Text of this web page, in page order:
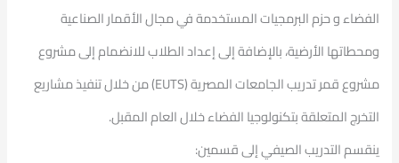
الفضاء و حزم البرمجيات المستخدمة في مجال الأقمار الصناعية
ومحطاتها الأرضية، بالإضافة إلى إعداد الطلاب للانضمام إلى مشروع
مشروع قمر تدريب الجامعات المصرية (EUTS) من خلال تنفيذ مشاريع
التخرج المتعلقة بتكنولوجيا الفضاء خلال العام المقبل.
ينقسم التدريب الصيفي إلى قسمين: